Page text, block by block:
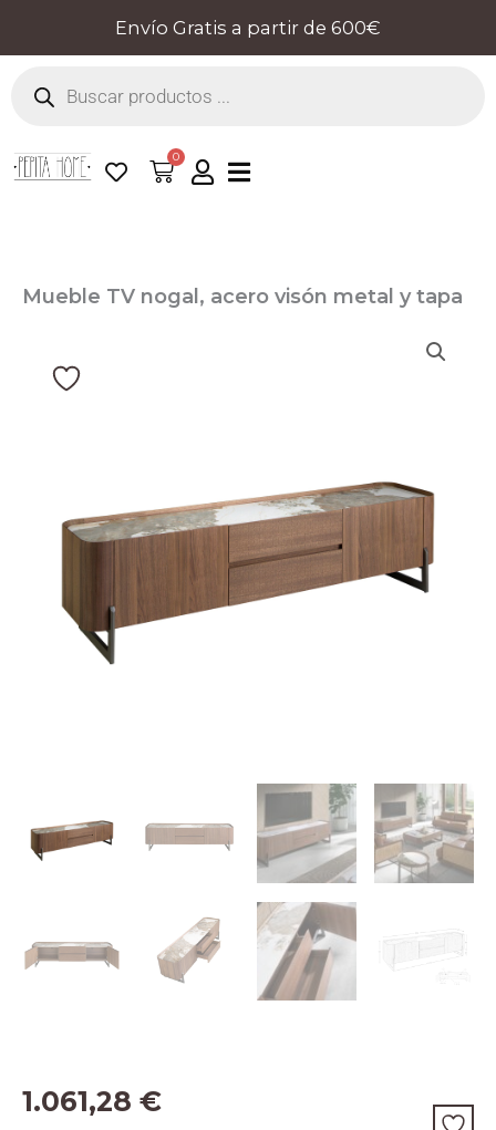
contenido
Envío Gratis a partir de 600€
productos
0
Cart
Mueble TV nogal, acero visón metal y tapa
1.061,28 €